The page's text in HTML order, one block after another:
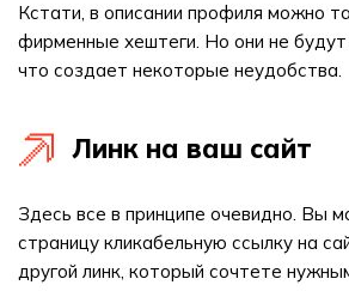
Кстати, в описании профиля можно
фирменные хештеги. Но они не будут
что создает некоторые неудобства.
Линк на ваш сайт
Здесь все в принципе очевидно. Вы
страницу кликабельную ссылку на
другой линк, который сочтете